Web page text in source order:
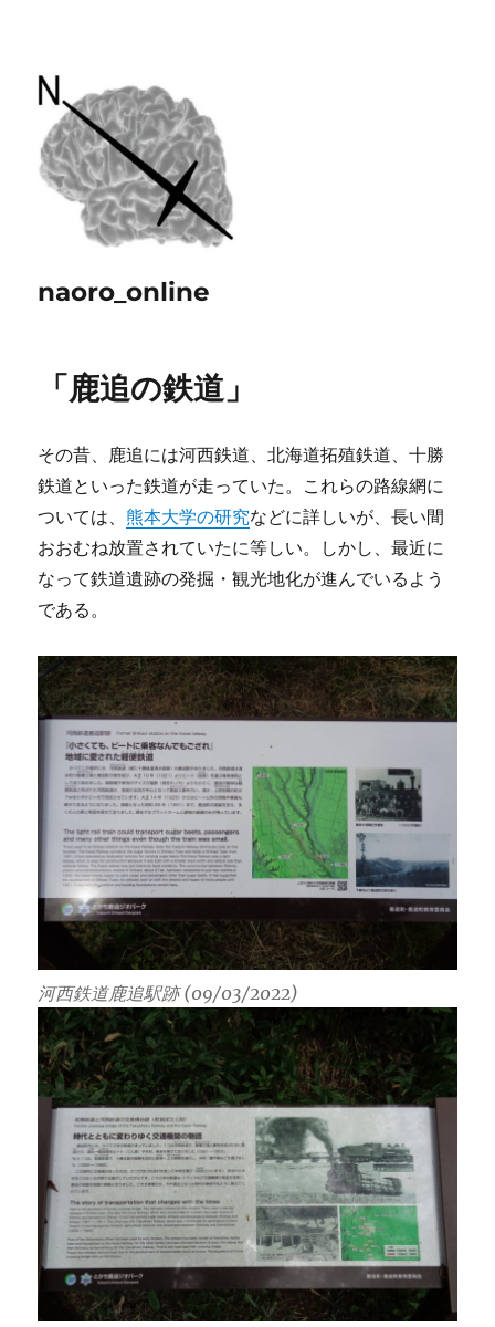
naoro_online
「鹿追の鉄道」
その昔、鹿追には河西鉄道、北海道拓殖鉄道、十勝
鉄道といった鉄道が走っていた。これらの路線網に
ついては、熊本大学の研究などに詳しいが、長い間
おおむね放置されていたに等しい。しかし、最近に
なって鉄道遺跡の発掘・観光地化が進んでいるよう
である。
河西鉄道鹿追駅跡 (09/03/2022)